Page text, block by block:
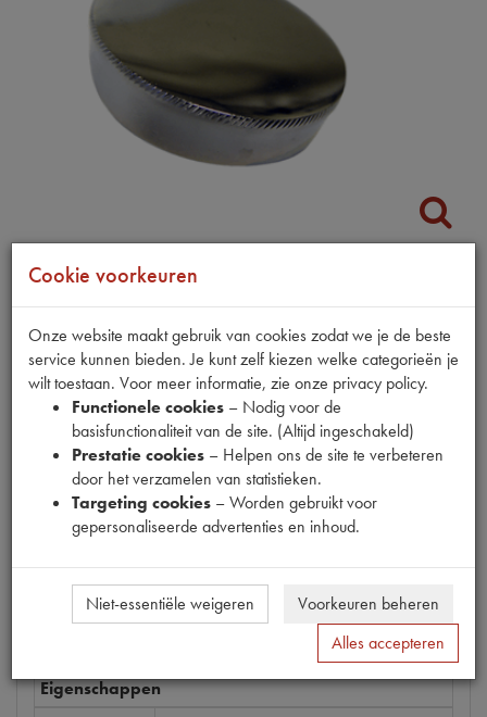
Productnummer
1900040
16,07 (€ 13,28excl. btw)
Bestel
Specificaties Omschrijving
Eigenschappen
Cookie voorkeuren
Onze website maakt gebruik van cookies zodat we je de beste
service kunnen bieden. Je kunt zelf kiezen welke categorieën je
wilt toestaan. Voor meer informatie, zie onze privacy policy.
Functionele cookies – Nodig voor de
basisfunctionaliteit van de site. (Altijd ingeschakeld)
Prestatie cookies – Helpen ons de site te verbeteren
door het verzamelen van statistieken.
Targeting cookies – Worden gebruikt voor
gepersonaliseerde advertenties en inhoud.
Niet-essentiële weigeren
Voorkeuren beheren
Alles accepteren